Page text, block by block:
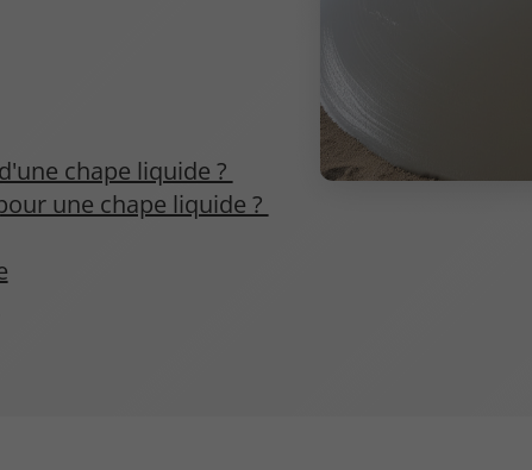
chape liquide ?
une chape liquide ?